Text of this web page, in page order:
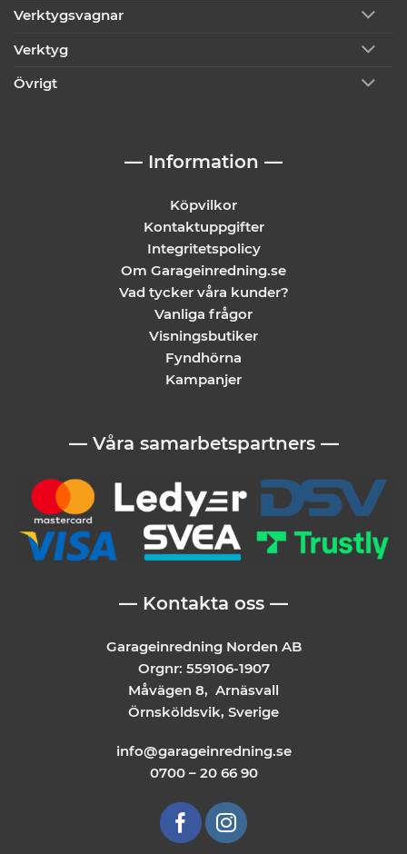
Verktygsvagnar
Verktyg
Övrigt
— Information —
Köpvilkor
Kontaktuppgifter
Integritetspolicy
Om Garageinredning.se
Vad tycker våra kunder?
Vanliga frågor
Visningsbutiker
Fyndhörna
Kampanjer
— Våra samarbetspartners —
— Kontakta oss —
Garageinredning Norden AB
Orgnr: 559106-1907
Måvägen 8, Arnäsvall
Örnsköldsvik, Sverige
info@garageinredning.se
0700 – 20 66 90